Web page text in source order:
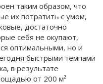
таким образом, что
их потратить с умом,
достаточно
себя не окупают,
оптимальными, но и
быстрыми темпами
в результате
от 200 м²